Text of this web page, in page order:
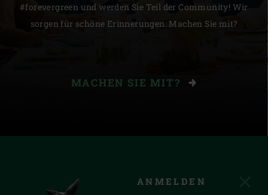
#forevergreen und werden Sie Teil der Community! Wir
sorgen für schöne Erinnerungen. Machen Sie mit?
MACHEN SIE MIT?
ANMELDEN